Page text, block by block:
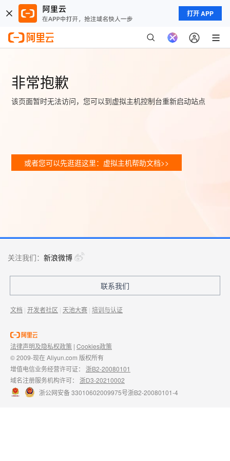
打开 APP
非常抱歉
该页面暂时无法访问，您可以到虚拟主机控制台重新启动站点
或者您可以先逛逛这里：虚拟主机帮助文档>>